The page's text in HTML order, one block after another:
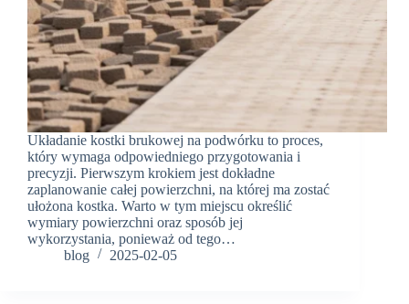
Układanie kostki brukowej na podwórku to proces,
który wymaga odpowiedniego przygotowania i
precyzji. Pierwszym krokiem jest dokładne
zaplanowanie całej powierzchni, na której ma zostać
ułożona kostka. Warto w tym miejscu określić
wymiary powierzchni oraz sposób jej
wykorzystania, ponieważ od tego…
blog
2025-02-05